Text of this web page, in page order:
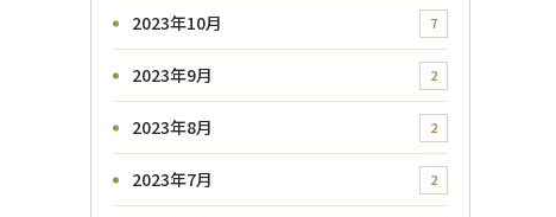
2023年10月 7
2023年9月 2
2023年8月 2
2023年7月 2